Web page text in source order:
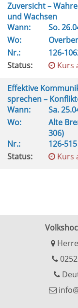
Zuversicht –
und Wachsen
Wann:
So.
Wo:
Nr.:
126-
Status:
Kurs
Effektive
sprechen –
Wann:
Sa.
Wo:
Alte
306)
Nr.:
126-515
Status:
Kurs